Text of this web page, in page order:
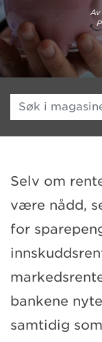
Av
Søk i magasinet
Selv om
være nådd,
for
bankene
samtidig